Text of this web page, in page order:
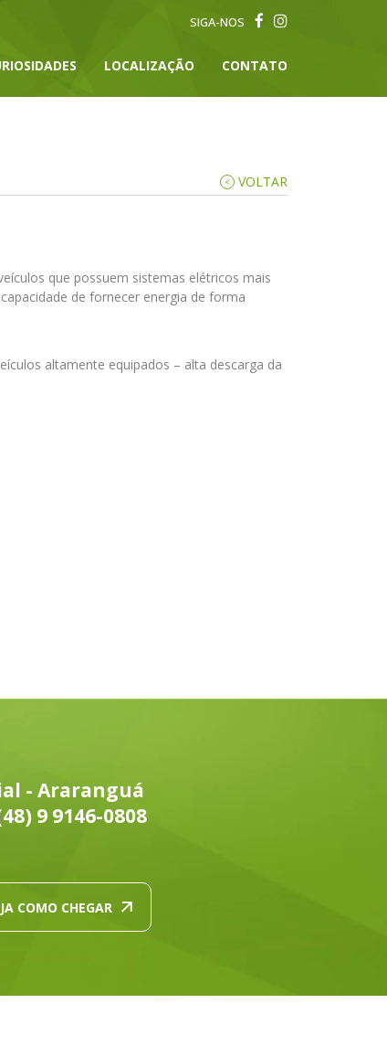
SIGA-NOS
LOCALIZAÇÃO CONTATO
VOLTAR
que possuem sistemas elétricos mais
de fornecer energia de forma
altamente equipados – alta descarga da
- Araranguá
9 9146-0808
COMO CHEGAR